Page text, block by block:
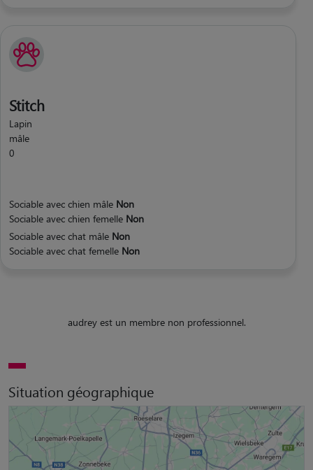
Stitch
Lapin
mâle
0
Sociable avec chien mâle Non
Sociable avec chien femelle Non
Sociable avec chat mâle Non
Sociable avec chat femelle Non
audrey est un membre non professionnel.
Situation géographique